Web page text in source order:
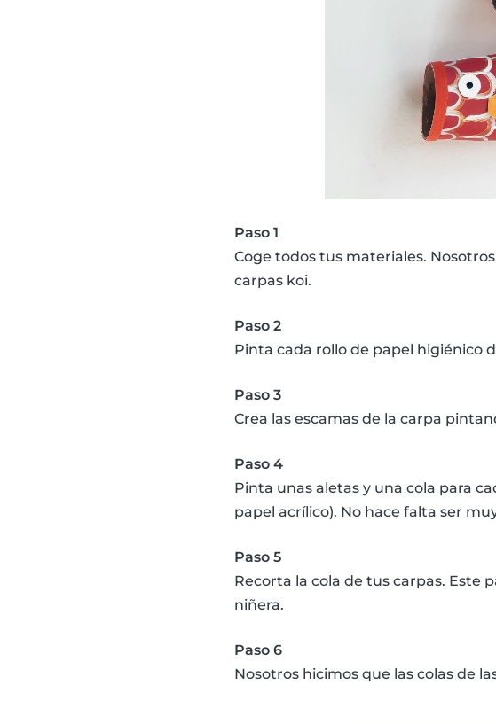
Paso 1
Coge todos tus materiales.
carpas koi.
Paso 2
Pinta cada rollo de papel higiénico
Paso 3
Crea las escamas de la carpa
Paso 4
Pinta unas aletas y una cola para
papel acrílico). No hace falta ser
Paso 5
Recorta la cola de tus carpas. Este
niñera.
Paso 6
Nosotros hicimos que las colas de